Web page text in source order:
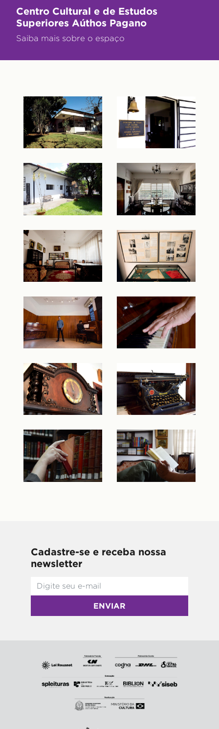
Centro Cultural e de Estudos
Superiores Aúthos Pagano
Saiba mais sobre o espaço
Cadastre-se e receba nossa
newsletter
ENVIAR